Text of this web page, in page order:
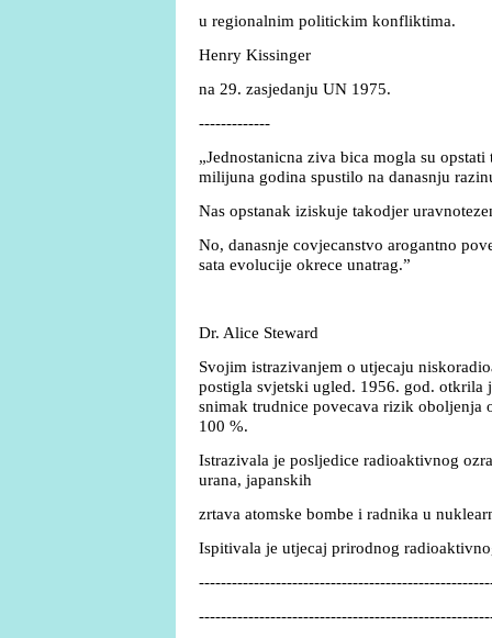
u regionalnim politickim konfliktima.
Henry Kissinger
na 29. zasjedanju UN 1975.
-------------
„Jednostanicna ziva bica mogla su
milijuna godina spustilo na danasnju
Nas opstanak iziskuje takodjer
No, danasnje covjecanstvo arogantno
sata evolucije okrece unatrag.”
Dr. Alice Steward
Svojim istrazivanjem o utjecaju
postigla svjetski ugled. 1956. god. otkrila
snimak trudnice povecava rizik oboljenja
100 %.
Istrazivala je posljedice radioaktivnog
urana, japanskih
zrtava atomske bombe i radnika u
Ispitivala je utjecaj prirodnog